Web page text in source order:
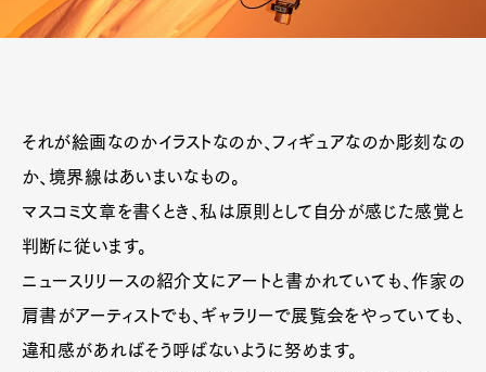
それが絵画なのかイラストなのか、フィギュアなのか彫刻なの
か、境界線はあいまいなもの。
マスコミ文章を書くとき、私は原則として自分が感じた感覚と
判断に従います。
ニュースリリースの紹介文にアートと書かれていても、作家の
肩書がアーティストでも、ギャラリーで展覧会をやっていても、
違和感があればそう呼ばないように努めます。